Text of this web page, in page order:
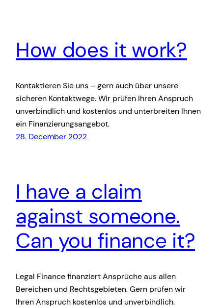
How does it work?
Kontaktieren Sie uns – gern auch über unsere
sicheren Kontaktwege. Wir prüfen Ihren Anspruch
unverbindlich und kostenlos und unterbreiten Ihnen
ein Finanzierungsangebot.
28. December 2022
I have a claim
against someone.
Can you finance it?
Legal Finance finanziert Ansprüche aus allen
Bereichen und Rechtsgebieten. Gern prüfen wir
Ihren Anspruch kostenlos und unverbindlich.